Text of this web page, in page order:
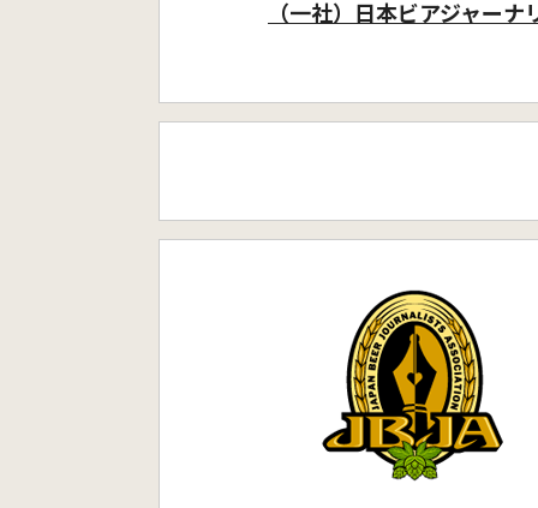
（一社）日本ビアジャー